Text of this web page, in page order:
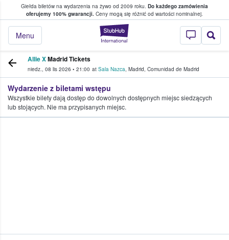
Giełda biletów na wydarzenia na żywo od 2009 roku. Do każdego zamówienia
oferujemy 100% gwarancji. Ceny mogą się różnić od wartości nominalnej.
StubHub —
Menu
w którym fani i kibice kupują i
Allie XMadrid Tickets
niedz., 08 lis 2026 • 21:00 at Sala Nazca, Madrid, Comunidad de Madrid
Wydarzenie z biletami wstępu
Wszystkie bilety dają dostęp do dowolnych dostępnych miejsc siedzących
lub stojących. Nie ma przypisanych miejsc.